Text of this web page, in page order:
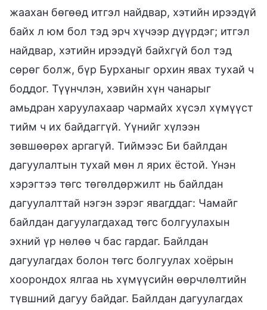
жаахан бөгөөд итгэл найдвар, хэтийн ирээдүй
байх л юм бол тэд эрч хүчээр дүүрдэг; итгэл
найдвар, хэтийн ирээдүй байхгүй бол тэд
сөрөг болж, бүр Бурханыг орхин явах тухай ч
боддог. Түүнчлэн, хэвийн хүн чанарыг
амьдран харуулахаар чармайх хүсэл хүмүүст
тийм ч их байдаггүй. Үүнийг хүлээн
зөвшөөрөх аргагүй. Тиймээс Би байлдан
дагуулалтын тухай мөн л ярих ёстой. Үнэн
хэрэгтээ төгс төгөлдөржилт нь байлдан
дагуулалттай нэгэн зэрэг явагддаг: Чамайг
байлдан дагуулагдахад төгс болгуулахын
эхний үр нөлөө ч бас гардаг. Байлдан
дагуулагдах болон төгс болгуулах хоёрын
хоорондох ялгаа нь хүмүүсийн өөрчлөлтийн
түвшний дагуу байдаг. Байлдан дагуулагдах